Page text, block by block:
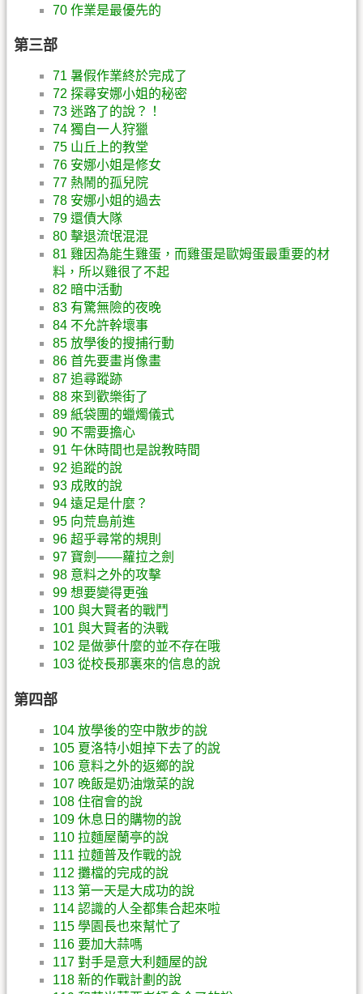
70 作業是最優先的
第三部
71 暑假作業終於完成了
72 探尋安娜小姐的秘密
73 迷路了的說？！
74 獨自一人狩獵
75 山丘上的教堂
76 安娜小姐是修女
77 熱鬧的孤兒院
78 安娜小姐的過去
79 還債大隊
80 擊退流氓混混
81 雞因為能生雞蛋，而雞蛋是歐姆蛋最重要的材
料，所以雞很了不起
82 暗中活動
83 有驚無險的夜晚
84 不允許幹壞事
85 放學後的搜捕行動
86 首先要畫肖像畫
87 追尋蹤跡
88 來到歡樂街了
89 紙袋團的蠟燭儀式
90 不需要擔心
91 午休時間也是說教時間
92 追蹤的說
93 成敗的說
94 遠足是什麼？
95 向荒島前進
96 超乎尋常的規則
97 寶劍——蘿拉之劍
98 意料之外的攻擊
99 想要變得更強
100 與大賢者的戰鬥
101 與大賢者的決戰
102 是做夢什麼的並不存在哦
103 從校長那裏來的信息的說
第四部
104 放學後的空中散步的說
105 夏洛特小姐掉下去了的說
106 意料之外的返鄉的說
107 晚飯是奶油燉菜的說
108 住宿會的說
109 休息日的購物的說
110 拉麵屋蘭亭的說
111 拉麵普及作戰的說
112 攤檔的完成的說
113 第一天是大成功的說
114 認識的人全都集合起來啦
115 學園長也來幫忙了
116 要加大蒜嗎
117 對手是意大利麵屋的說
118 新的作戰計劃的說